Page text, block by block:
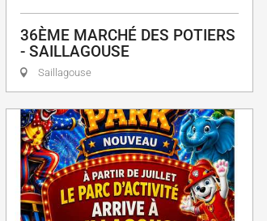
36ÈME MARCHÉ DES POTIERS
- SAILLAGOUSE
Saillagouse